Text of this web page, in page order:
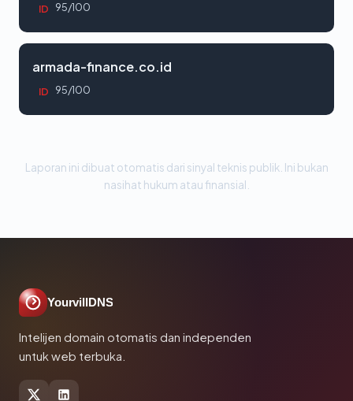
ID 95/100
armada-finance.co.id
ID 95/100
Laporan ini dibuat otomatis dari sinyal teknis publik. Ini bukan
nasihat hukum atau finansial.
YourvillDNS
Intelijen domain otomatis dan independen
untuk web terbuka.